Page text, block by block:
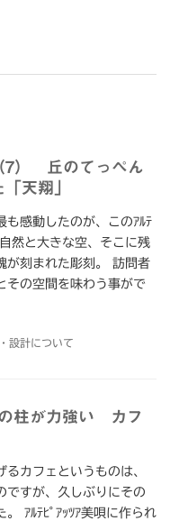
7） 丘のてっぺん
天翔」
も感動したのが、このｱﾙﾃ
然と大きな空、そこに残
が刻まれた彫刻。 訪問者
その空間を味わう事がで
設計について
柱が力強い カフ
カフェというものは、
ですが、久しぶりにその
ｱﾙﾃﾋﾟｱｯﾂｱ美唄に作られ